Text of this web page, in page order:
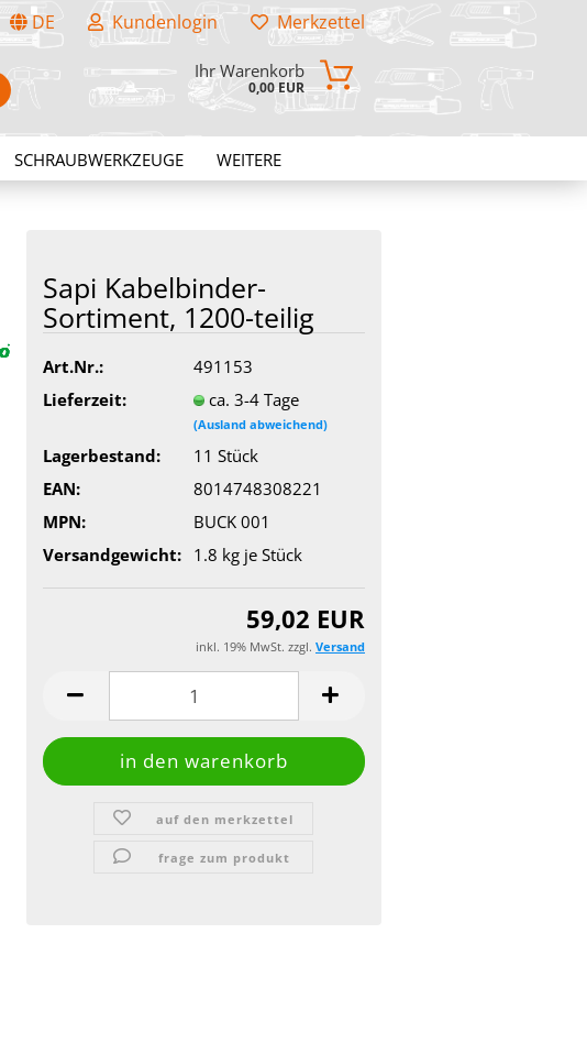
DE Kundenlogin Merkzettel
Suche... Ihr Warenkorb
0,00 EUR
SCHRAUBWERKZEUGE WEITERE
Sapi Kabelbinder-​
Sortiment, 1200-​teilig
Art.Nr.:
491153
Lieferzeit:
ca. 3-4 Tage
(Ausland abweichend)
Lagerbestand: 11 Stück
EAN:
8014748308221
MPN:
BUCK 001
Versandgewicht:
1.8 kg je Stück
59,02 EUR
inkl. 19% MwSt. zzgl. Versand
auf den merkzettel
frage zum produkt